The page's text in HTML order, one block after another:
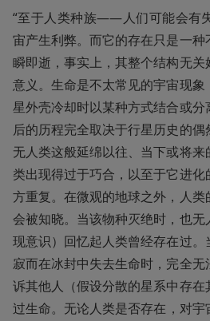
“至于人类种族——人们可能会有
宙产生利弊。而它的存在只是一
瞬即逝，事实上，其整个结构无
意义。生命是不太常见的宇宙现
星外壳冷却时以某种方式结合或分
后的历程完全取决于行星历史的
无人类这般延绵以往、当下或将
类出现得过于巧合，以至于它进
方重复。在微观的地球之外，人
会被知晓。当该物种灭绝时，也
现意识）回忆起人类曾经存在过
寂而在冰封中失去生命时，完全
诉其他人（假设分散的星系中存
过生命。无论人类是否存在，对